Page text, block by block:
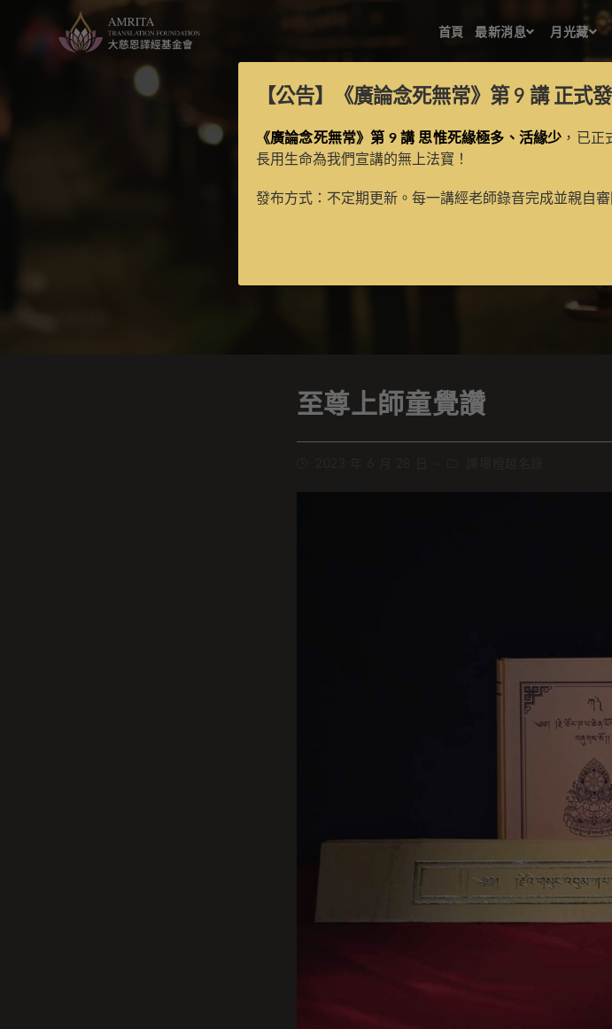
首頁 最新消息 月光藏
至尊上
至尊上師童覺讚
【公告】 《廣論念死無常》第 9 講正式
《廣論念死無常》第 9 講 思惟死緣極多、活緣少 ，已
長用生命為我們宣講的無上法寶！
發布方式：不定期更新。每一講經老師錄音完成並親自